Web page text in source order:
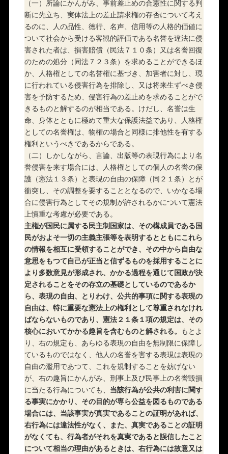
（一）所論にかんがみ、事前差止めの合憲性に関する判
断に先立ち、実体法上の差止請求権の存否について考え
るのに、人の品性、徳行、名声、信用等の人格的価値に
ついて社会から受ける客観的評価である名誉を違法に侵
害された者は、損害賠償（民法７１０条）又は名誉回復
のための処分（同法７２３条）を求めることができるほ
か、人格権としての名誉権に基づき、加害者に対し、現
に行われている侵害行為を排除し、又は将来生ずべき侵
害を予防するため、侵害行為の差止めを求めることがで
きるものと解するのが相当である。けだし、名誉は生
命、身体とともに極めて重大な保護法益であり、人格権
としての名誉権は、物権の場合と同様に排他性を有する
権利というべきであるからである。
（二）しかしながら、言論、出版等の表現行為により名
誉侵害を来す場合には、人格権としての個人の名誉の保
護（憲法１３条）と表現の自由の保障（同２１条）とが
衝突し、その調整を要することとなるので、いかなる場
合に侵害行為としてその規制が許されるかについて憲法
上慎重な考慮が必要である。
主権が国民に属する民主制国家は、その構成員である国
民がおよそ一切の主義主張等を表明するとともにこれら
の情報を相互に受領することができ、その中から自由な
意思をもつて自己が正当と信ずるものを採用することに
より多数意見が形成され、かかる過程を通じて国政が決
定されることをその存立の基礎としているのであるか
ら、表現の自由、とりわけ、公共的事項に関する表現の
自由は、特に重要な憲法上の権利として尊重されなけれ
ばならないものであり、憲法２１条１項の規定は、その
核心においてかかる趣旨を含むものと解される。 もとよ
り、右の規定も、あらゆる表現の自由を無制限に保障し
ているものではなく、他人の名誉を害する表現は表現の
自由の濫用であつて、これを規制することを妨げない
が、右の趣旨にかんがみ、刑事上及び民事上の名誉毀損
に当たる行為についても、 当該行為が公共の利害に関す
る事実にかかり、その目的が専ら公益を図るものである
場合には、当該事実が真実であることの証明があれば、
右行為には違法性がなく、また、真実であることの証明
がなくても、行為者がそれを真実であると誤信したこと
について相当の理由があるときは、右行為には故意又は